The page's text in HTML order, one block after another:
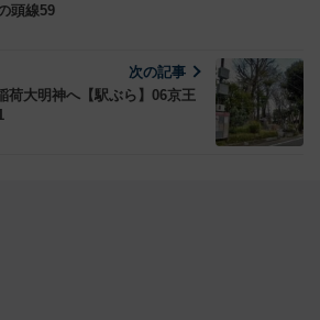
頭線59
次の記事
荷大明神へ【駅ぶら】06京王